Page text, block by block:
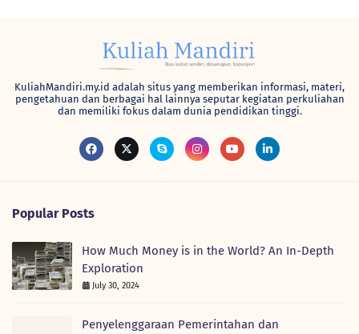
KuliahMandiri.my.id adalah situs yang memberikan informasi, materi,
pengetahuan dan berbagai hal lainnya seputar kegiatan perkuliahan
dan memiliki fokus dalam dunia pendidikan tinggi.
Popular Posts
How Much Money is in the World? An In-Depth
Exploration
July 30, 2024
Penyelenggaraan Pemerintahan dan